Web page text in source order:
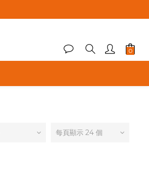
每頁顯示 24 個